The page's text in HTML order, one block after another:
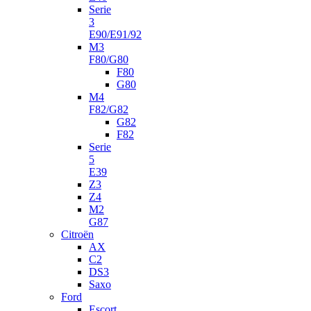
Serie
3
E90/E91/92
M3
F80/G80
F80
G80
M4
F82/G82
G82
F82
Serie
5
E39
Z3
Z4
M2
G87
Citroën
AX
C2
DS3
Saxo
Ford